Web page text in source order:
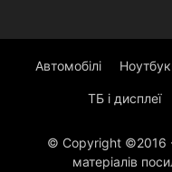
Автомобілі
ТБ і дисплеї
© Copyright ©2016
матеріалів